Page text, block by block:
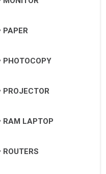
PAPER
PHOTOCOPY
PROJECTOR
RAM LAPTOP
ROUTERS